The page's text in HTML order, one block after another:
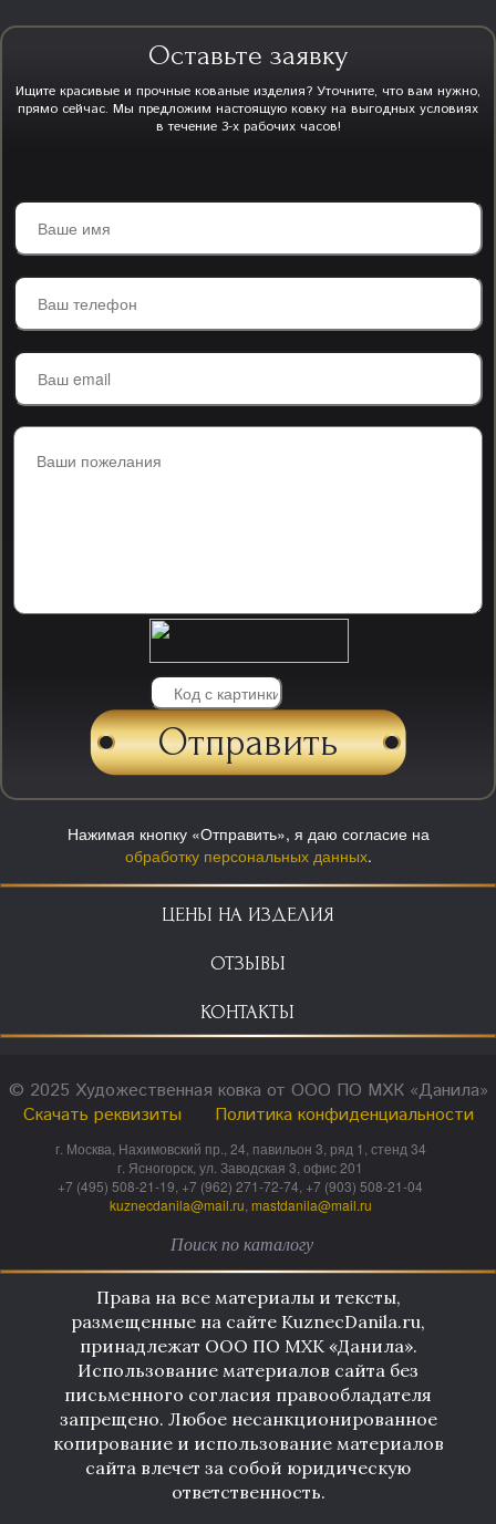
Оставьте заявку
Ищите красивые и прочные кованые изделия? Уточните, что вам нужно,
прямо сейчас. Мы предложим настоящую ковку на выгодных условиях
в течение 3-х рабочих часов!
Нажимая кнопку «Отправить», я даю согласие на
обработку персональных данных.
ЦЕНЫ НА ИЗДЕЛИЯ
ОТЗЫВЫ
КОНТАКТЫ
© 2025 Художественная ковка от ООО ПО МХК «Данила»
Скачать реквизиты
Политика конфиденциальности
г. Москва, Нахимовский пр., 24, павильон 3, ряд 1, стенд 34
г. Ясногорск, ул. Заводская 3, офис 201
+7 (495) 508-21-19, +7 (962) 271-72-74, +7 (903) 508-21-04
kuznecdanila@mail.ru mastdanila@mail.ru
Права на все материалы и тексты,
размещенные на сайте KuznecDanila.ru,
принадлежат ООО ПО МХК «Данила».
Использование материалов сайта без
письменного согласия правообладателя
запрещено. Любое несанкционированное
копирование и использование материалов
сайта влечет за собой юридическую
ответственность.